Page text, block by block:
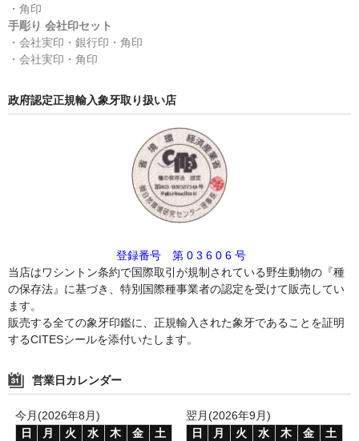
・角印
手彫り 会社印セット
・会社実印・銀行印・角印
・会社実印・角印
政府認定正規輸入象牙取り扱い店
登録番号 第 0 3 6 0 6 号
当店はワシントン条約で国際取引が規制されている野生動物の『種
の保存法』に基づき、特別国際種事業者の認定を受けて販売してい
ます。
販売する全ての象牙印鑑に、正規輸入された象牙であることを証明
するCITESシールを添付いたします。
営業日カレンダー
今月(2026年8月)
日
月 火 水 木 金
土
翌月(2026年9月)
日
月 火 水 木 金
土